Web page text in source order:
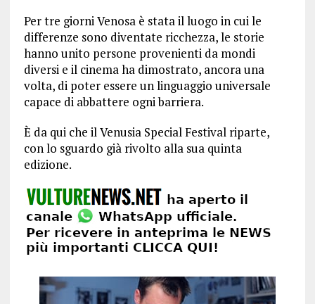
Per tre giorni Venosa è stata il luogo in cui le
differenze sono diventate ricchezza, le storie
hanno unito persone provenienti da mondi
diversi e il cinema ha dimostrato, ancora una
volta, di poter essere un linguaggio universale
capace di abbattere ogni barriera.
È da qui che il Venusia Special Festival riparte,
con lo sguardo già rivolto alla sua quinta
edizione.